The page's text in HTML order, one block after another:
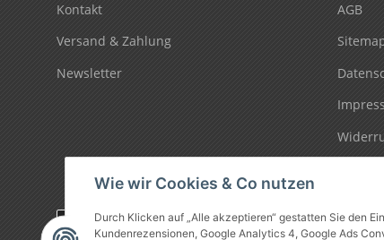
Wie wir Cookies & Co nutzen
Durch Klicken auf „Alle akzeptieren“ gestatten Sie den
Kundenrezensionen, Google Analytics 4, Google Ads
Kontakt
Versand & Zahlung
Newsletter
AGB
Vertrag widerrufen